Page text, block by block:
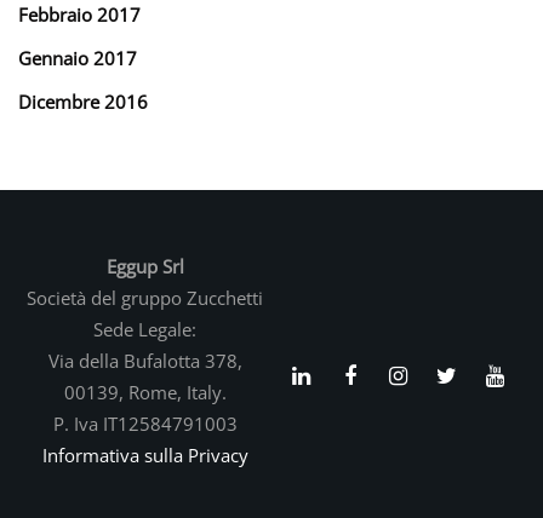
Febbraio 2017
Gennaio 2017
Dicembre 2016
Eggup Srl
Società del gruppo Zucchetti
Sede Legale:
Via della Bufalotta 378,
00139, Rome, Italy.
P. Iva IT12584791003
Informativa sulla Privacy